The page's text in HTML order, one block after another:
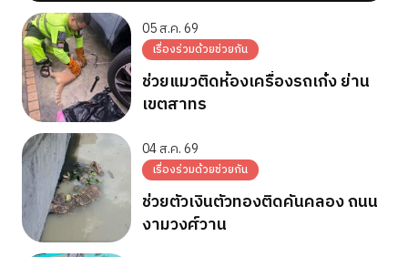
05 ส.ค. 69
เรื่องร่วมด้วยช่วยกัน
ช่วยแมวติดห้องเครื่องรถเก๋ง ย่าน
เขตสาทร
04 ส.ค. 69
เรื่องร่วมด้วยช่วยกัน
ช่วยตัวเงินตัวทองติดคันคลอง ถนน
งามวงศ์วาน